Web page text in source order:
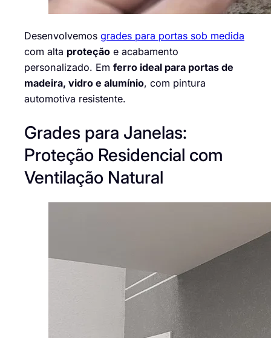
Desenvolvemos grades para portas sob medida
com alta proteção e acabamento
personalizado. Em ferro ideal para portas de
madeira, vidro e alumínio, com pintura
automotiva resistente.
Grades para Janelas:
Proteção Residencial com
Ventilação Natural